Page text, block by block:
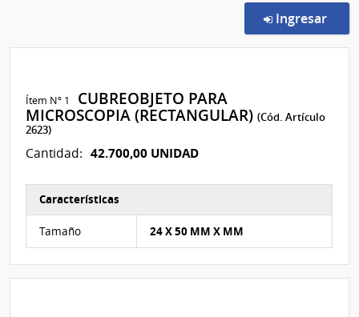
Ingresar
Ítem Nº 1
CUBREOBJETO PARA
MICROSCOPIA (RECTANGULAR)(Cód. Artículo
2623)
Cantidad: 42.700,00 UNIDAD
Características
Tamaño 24 X 50 MM X MM